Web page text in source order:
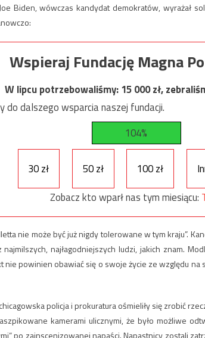
Biden, wówczas kandydat demokratów, wyrażał
Wspieraj Fundację Magna
W lipcu potrzebowaliśmy:15 000zł,
do dalszego wsparcia naszej fundacji.
104%
30 zł 50 zł 100 zł
Zobacz kto wparł nas tym miesiącu:
nie może być już nigdy tolerowane w tym kraju”.
najmilszych, najłagodniejszych ludzi, jakich znam.
nie powinien obawiać się o swoje życie ze względu
policja i prokuratura ośmieliły się zrobić
kamerami ulicznymi, że było możliwe
po zainscenizowanej napaści. Napastnicy zostali